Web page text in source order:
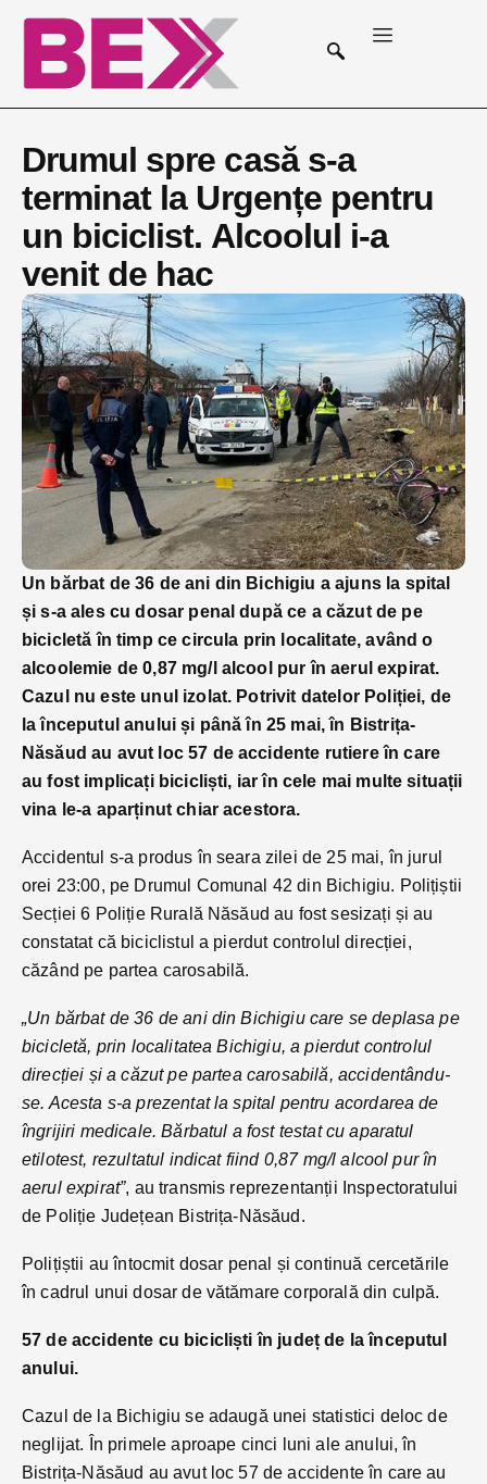
Drumul spre casă s-a
terminat la Urgențe pentru
un biciclist. Alcoolul i-a
venit de hac
Un bărbat de 36 de ani din Bichigiu a ajuns la spital
și s-a ales cu dosar penal după ce a căzut de pe
bicicletă în timp ce circula prin localitate, având o
alcoolemie de 0,87 mg/l alcool pur în aerul expirat.
Cazul nu este unul izolat. Potrivit datelor Poliției, de
la începutul anului și până în 25 mai, în Bistrița-
Năsăud au avut loc 57 de accidente rutiere în care
au fost implicați bicicliști, iar în cele mai multe situații
vina le-a aparținut chiar acestora.
Accidentul s-a produs în seara zilei de 25 mai, în jurul
orei 23:00, pe Drumul Comunal 42 din Bichigiu. Polițiștii
Secției 6 Poliție Rurală Năsăud au fost sesizați și au
constatat că biciclistul a pierdut controlul direcției,
căzând pe partea carosabilă.
„Un bărbat de 36 de ani din Bichigiu care se deplasa pe
bicicletă, prin localitatea Bichigiu, a pierdut controlul
direcției și a căzut pe partea carosabilă, accidentându-
se. Acesta s-a prezentat la spital pentru acordarea de
îngrijiri medicale. Bărbatul a fost testat cu aparatul
etilotest, rezultatul indicat fiind 0,87 mg/l alcool pur în
aerul expirat”, au transmis reprezentanții Inspectoratului
de Poliție Județean Bistrița-Năsăud.
Polițiștii au întocmit dosar penal și continuă cercetările
în cadrul unui dosar de vătămare corporală din culpă.
57 de accidente cu bicicliști în județ de la începutul
anului.
Cazul de la Bichigiu se adaugă unei statistici deloc de
neglijat. În primele aproape cinci luni ale anului, în
Bistrița-Năsăud au avut loc 57 de accidente în care au